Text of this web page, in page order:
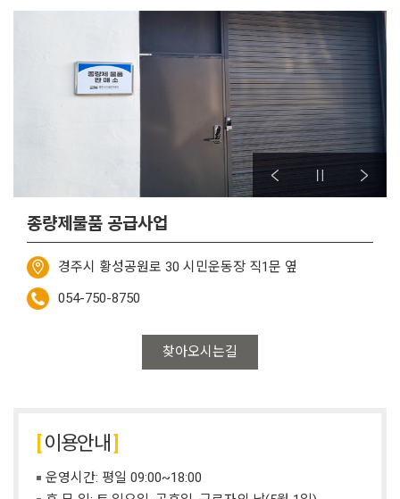
종량제물품 공급사업
경주시 황성공원로 30 시민운동장 직1문 옆
054-750-8750
찾아오시는길
이용안내
운영시간: 평일 09:00~18:00